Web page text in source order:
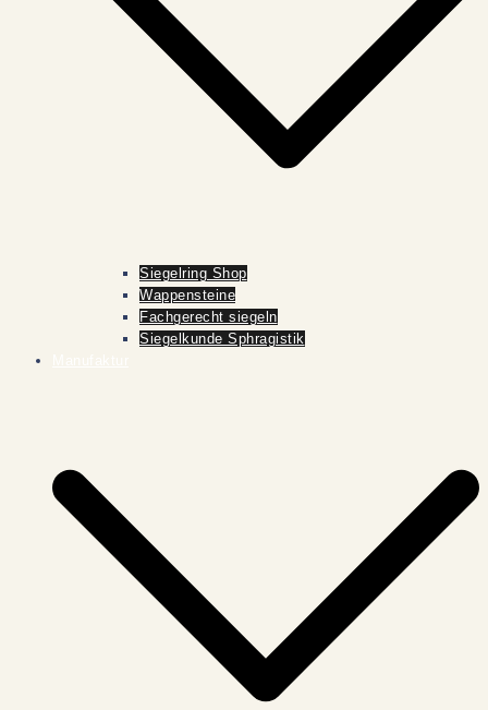
Siegelring Shop
Wappensteine
Fachgerecht siegeln
Siegelkunde Sphragistik